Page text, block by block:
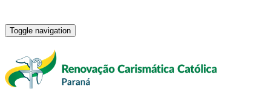
Toggle navigation